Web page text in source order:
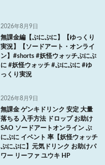
2026年8月9日
無課金編【ぷにぷに】【ゆっくり
実況】【ソードアート・オンライ
ン】#shorts #妖怪ウォッチぷにぷ
に #妖怪ウォッチ #ぷにぷに #ゆ
っくり実況
2026年8月9日
無課金 ゲンキドリンク 安定 大量
落ちる 入手方法 ドロップ お助け
SAO ソードアートオンライン ぷ
にぷに イベント 率【妖怪ウォッチ
ぷにぷに】元気ドリンク お助けパ
ワー リーファ ユウキ HP